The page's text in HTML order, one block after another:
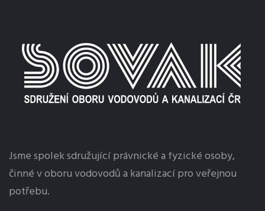
Jsme spolek sdružující právnické a fyzické osoby,
činné v oboru vodovodů a kanalizací pro veřejnou
potřebu.